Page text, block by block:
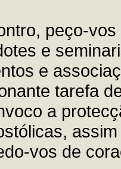
peço-
e
e
tarefa
a
vos de